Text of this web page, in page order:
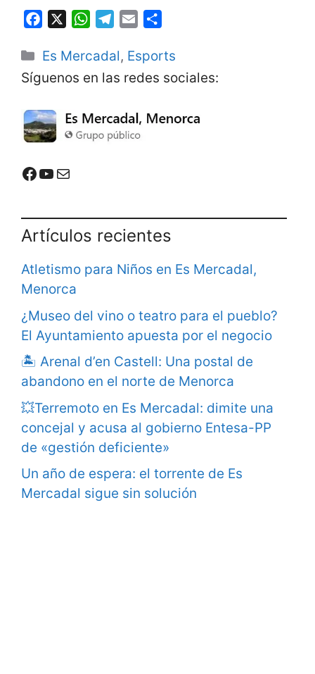
c
e
o
o
k
W
a
t
A
l
e
a
a
i
a
r
Categorías
Es Mercadal, Esports
Síguenos en las redes sociales:
Mercadal Online en Facebook
Mercadal Online en Youtube
Email de contacto
Artículos recientes
Atletismo para Niños en Es Mercadal,
Menorca
¿Museo del vino o teatro para el pueblo?
El Ayuntamiento apuesta por el negocio
🏝️ Arenal d’en Castell: Una postal de
abandono en el norte de Menorca
💥Terremoto en Es Mercadal: dimite una
concejal y acusa al gobierno Entesa-PP
de «gestión deficiente»
Un año de espera: el torrente de Es
Mercadal sigue sin solución